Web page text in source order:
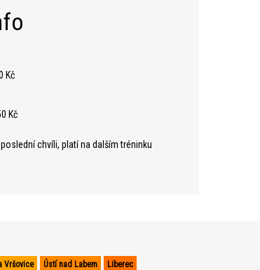
Kč
Kč
chvíli, platí na dalším tréninku
Vršovice Ústí nad Labem Liberec